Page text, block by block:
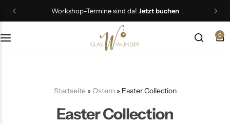
SuperFrühlingsangeboteentdecken
0
Startseite» Ostern» Easter Collection
Easter Collection
Geschenkideen